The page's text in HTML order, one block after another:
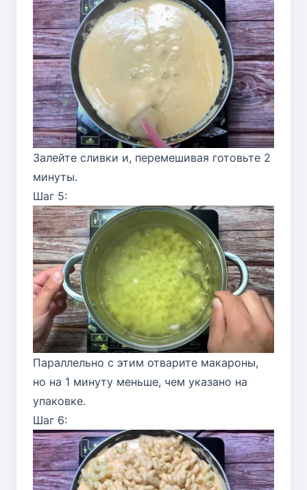
Залейте сливки и, перемешивая готовьте 2
минуты.
Шаг 5:
Параллельно с этим отварите макароны,
но на 1 минуту меньше, чем указано на
упаковке.
Шаг 6: